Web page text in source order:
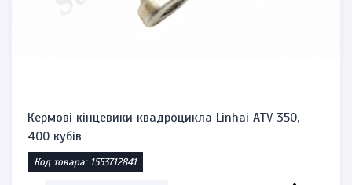
Кермові кінцевики квадроцикла Linhai ATV 350,
400 кубів
Код товара: 1553712841